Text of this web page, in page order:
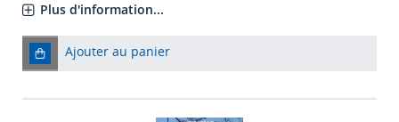
Plus d'information...
Ajouter au panier